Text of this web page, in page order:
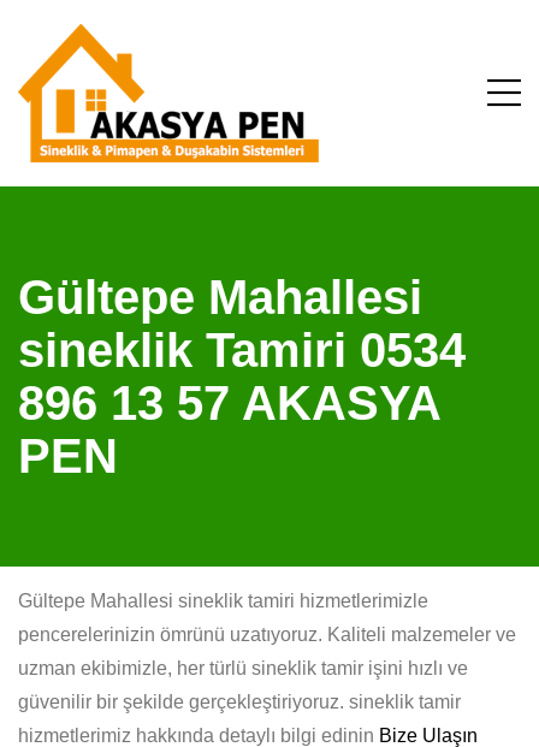
Gültepe Mahallesi
sineklik Tamiri 0534
896 13 57 AKASYA
PEN
Gültepe Mahallesi sineklik tamiri hizmetlerimizle
pencerelerinizin ömrünü uzatıyoruz. Kaliteli malzemeler ve
uzman ekibimizle, her türlü sineklik tamir işini hızlı ve
güvenilir bir şekilde gerçekleştiriyoruz. sineklik tamir
hizmetlerimiz hakkında detaylı bilgi edinin Bize Ulaşın